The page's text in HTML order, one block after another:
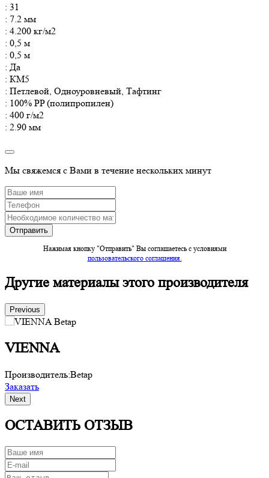
: 31
: 7.2 мм
: 4.200 кг/м2
: 0,5 м
: 0,5 м
: Да
: КМ5
: Петлевой, Одноуровневый, Тафтинг
: 100% PP (полипропилен)
: 400 г/м2
: 2.90 мм
Мы свяжемся с Вами в течение нескольких минут
Нажимая кнопку "Отправить" Вы соглашаетесь c условиями
пользовательского соглашения.
Другие материалы этого производителя
Previous
VIENNA
Производитель:Betap
Заказать
Next
ОСТАВИТЬ ОТЗЫВ